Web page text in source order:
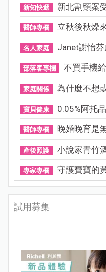
新知快遞 新北割頸案
醫師專欄 立秋後秋燥
名人家庭 Janet謝怡
部落客專欄 不買手機
家庭關係 為什麼不想
寶貝健康 0.05%阿托
醫師專欄 晚婚晚育是
產後照護 小說家青竹
專家專欄 守護寶寶的
試用募集